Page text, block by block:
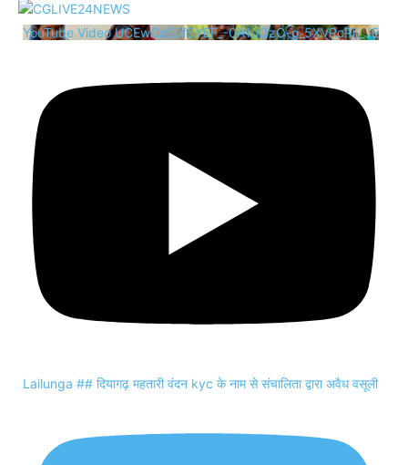
YouTube Video UCEwCsS3f5YEF_-0A1uOzO-g_5XVRcRii_JE
Lailunga ## दियागढ़ महतारी वंदन kyc के नाम से संचालिता द्वारा अवैध वसूली